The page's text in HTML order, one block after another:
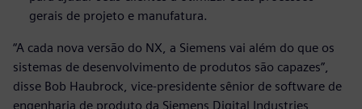
gerais de projeto e manufatura.
“A cada nova versão do NX, a Siemens vai além do que os
sistemas de desenvolvimento de produtos são capazes”,
disse Bob Haubrock, vice-presidente sênior de software de
engenharia de produto da Siemens Digital Industries